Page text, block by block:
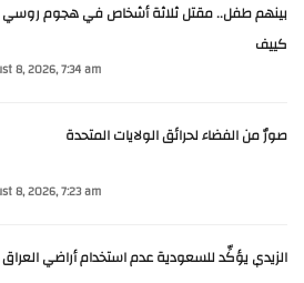
بينهم طفل.. مقتل ثلاثة أشخاص في هجوم
كييف
8, 2026, 7:34 am
صورٌ من الفضاء لحرائق الولايات المتحدة
8, 2026, 7:23 am
الزيدي يؤكِّد للسعودية عدم استخدام أراضي